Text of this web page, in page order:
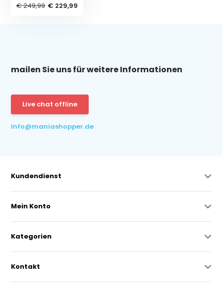
€ 249,99 € 229,99
mailen Sie uns für weitere Informationen
Live chat offline
Info@maniashopper.de
Kundendienst
Mein Konto
Kategorien
Kontakt